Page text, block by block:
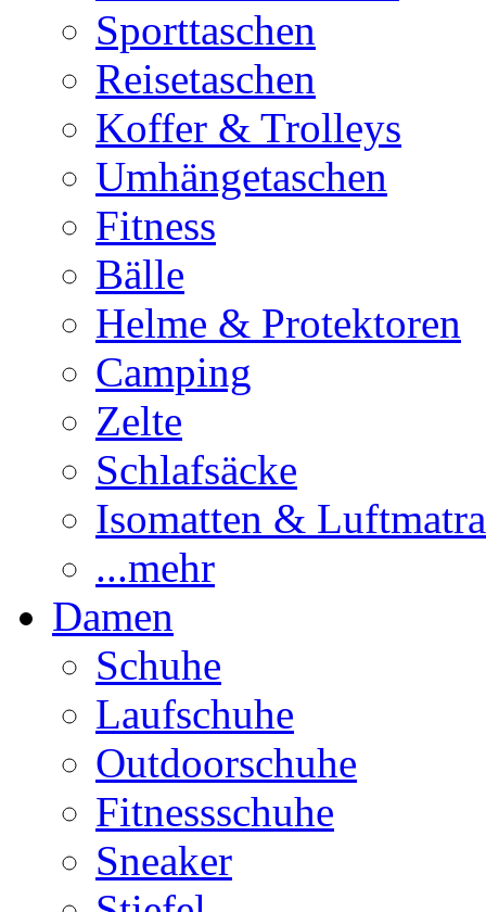
Sporttaschen
Reisetaschen
Koffer & Trolleys
Umhängetaschen
Fitness
Bälle
Helme & Protektoren
Camping
Zelte
Schlafsäcke
Isomatten &
...mehr
Damen
Schuhe
Laufschuhe
Outdoorschuhe
Fitnessschuhe
Sneaker